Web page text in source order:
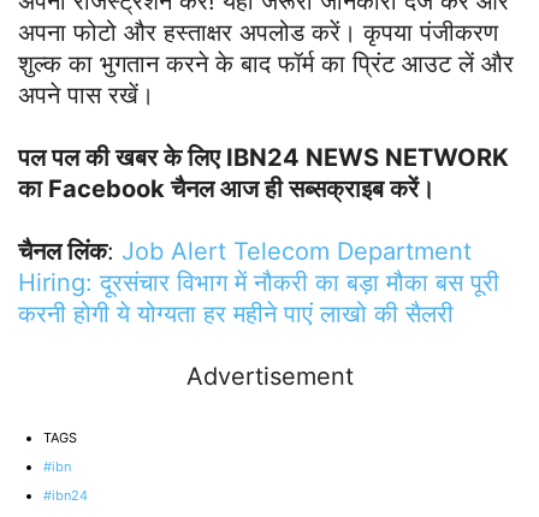
अपना फोटो और हस्ताक्षर अपलोड करें। कृपया पंजीकरण
शुल्क का भुगतान करने के बाद फॉर्म का प्रिंट आउट लें और
अपने पास रखें।
पल पल की खबर के लिए IBN24 NEWS NETWORK
का Facebook चैनल आज ही सब्सक्राइब करें।
चैनल लिंक: Job Alert Telecom Department
Hiring: दूरसंचार विभाग में नौकरी का बड़ा मौका बस पूरी
करनी होगी ये योग्यता हर महीने पाएं लाखो की सैलरी
Advertisement
TAGS
#ibn
#ibn24